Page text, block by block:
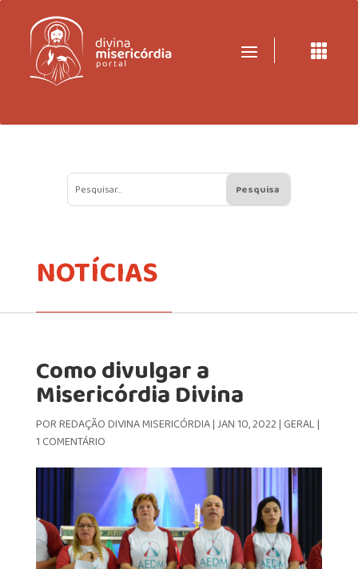

NOTÍCIAS
Como divulgar a
Misericórdia Divina
PORREDAÇÃO DIVINA MISERICÓRDIA|JAN 10, 2022| GERAL|
1 COMENTÁRIO